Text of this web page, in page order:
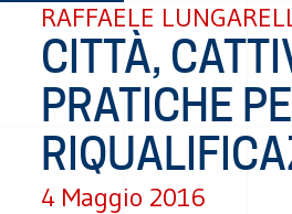
RAFFAELE
CITTÀ,
PRATICHE
4 Maggio 2016